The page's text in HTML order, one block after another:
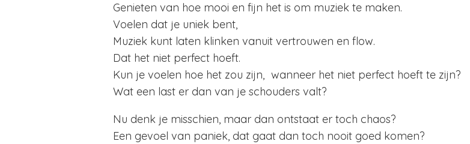
Genieten van hoe mooi en fijn het is om muziek te maken.
Voelen dat je uniek bent,
Muziek kunt laten klinken vanuit vertrouwen en flow.
Dat het niet perfect hoeft.
Kun je voelen hoe het zou zijn, wanneer het niet perfect hoeft te zijn?
Wat een last er dan van je schouders valt?
Nu denk je misschien, maar dan ontstaat er toch chaos?
Een gevoel van paniek, dat gaat dan toch nooit goed komen?